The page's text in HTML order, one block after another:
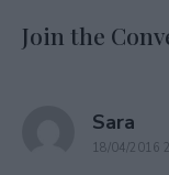
Join the
Sara
18/04/2016